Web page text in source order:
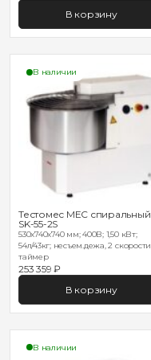
В корзину
В наличии
Тестомес MEC спиральный
SK-55-2S
530х740х740 мм; 400В; 1,50 кВт;
54л/43кг; несъем.дежа, 2 скорости,
таймер
253 359 ₽
В корзину
В наличии